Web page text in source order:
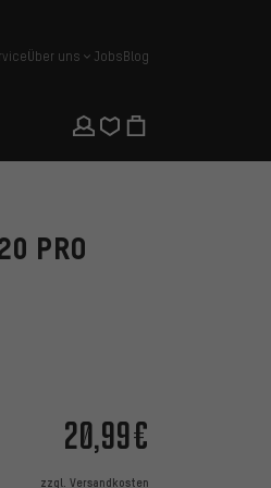
Über uns JobsBlog
PRO
20,99€
zzgl. Versandkosten